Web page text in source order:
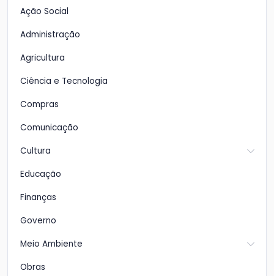
Ação Social
Administração
Agricultura
Ciência e Tecnologia
Compras
Comunicação
Cultura
Educação
Finanças
Governo
Meio Ambiente
Obras